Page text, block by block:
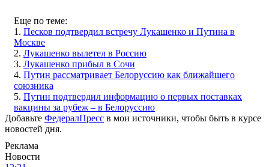
Еще по теме:
1. Песков подтвердил встречу Лукашенко и Путина в
Москве
2. Лукашенко вылетел в Россию
3. Лукашенко прибыл в Сочи
4. Путин рассматривает Белоруссию как ближайшего
союзника
5. Путин подтвердил информацию о первых поставках
вакцины за рубеж – в Белоруссию
Добавьте ФедералПресс в мои источники, чтобы быть в курсе
новостей дня.
Реклама
Новости